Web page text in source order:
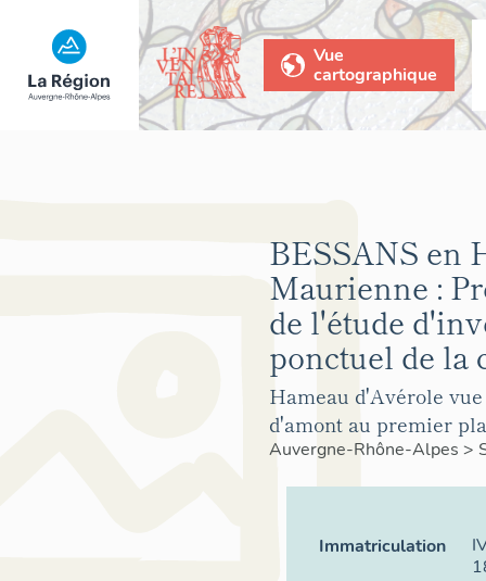
Vue
cartographique
BESSANS en
Maurienne :
de l'étude
ponctuel de la
Hameau d'Avérole
d'amont au premier
Auvergne-Rhône-Alpes >
Immatriculation